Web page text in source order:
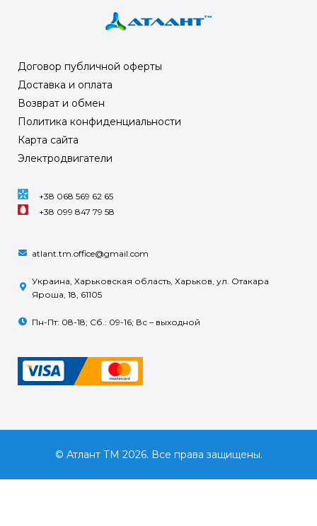
Договор публичной оферты
Доставка и оплата
Возврат и обмен
Политика конфиденциальности
Карта сайта
Электродвигатели
+38 068 569 62 65
+38 099 847 79 58
atlant.tm.office@gmail.com
Украина, Харьковская область, Харьков, ул. Отакара
Яроша, 18, 61105
Пн-Пт: 08-18; Сб.: 09-16; Вс – выходной
© Атлант ТМ 2026. Все права защищены.